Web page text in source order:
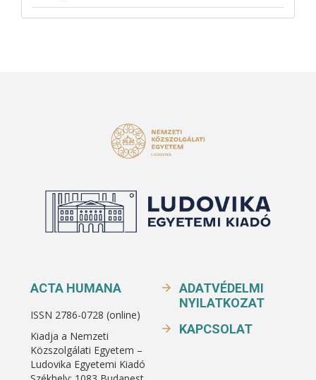
ACTA HUMANA
ISSN 2786-0728 (online)
Kiadja a Nemzeti
Közszolgálati Egyetem –
Ludovika Egyetemi Kiadó
ADATVÉDELMI
NYILATKOZAT
KAPCSOLAT